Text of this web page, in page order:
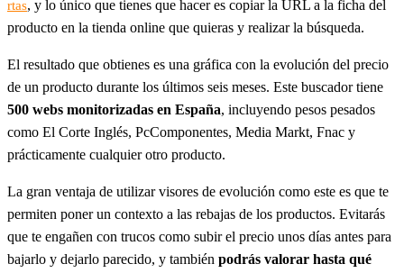
rtas, y lo único que tienes que hacer es copiar la URL a la ficha del
producto en la tienda online que quieras y realizar la búsqueda.
El resultado que obtienes es una gráfica con la evolución del precio
de un producto durante los últimos seis meses. Este buscador tiene
500 webs monitorizadas en España, incluyendo pesos pesados
como El Corte Inglés, PcComponentes, Media Markt, Fnac y
prácticamente cualquier otro producto.
La gran ventaja de utilizar visores de evolución como este es que te
permiten poner un contexto a las rebajas de los productos. Evitarás
que te engañen con trucos como subir el precio unos días antes para
bajarlo y dejarlo parecido, y también podrás valorar hasta qué